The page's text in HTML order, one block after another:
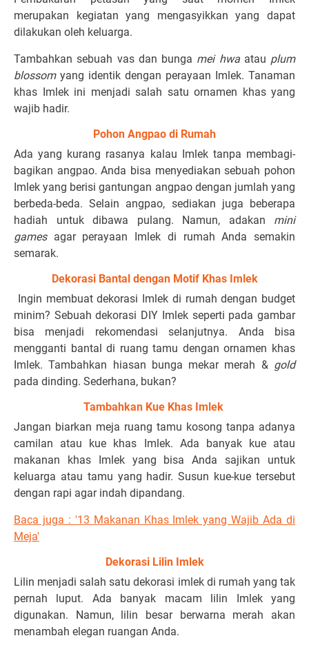
merupakan kegiatan yang mengasyikkan yang dapat
dilakukan oleh keluarga.
Tambahkan sebuah vas dan bunga mei hwa atau plum
blossom yang identik dengan perayaan Imlek. Tanaman
khas Imlek ini menjadi salah satu ornamen khas yang
wajib hadir.
Pohon Angpao di Rumah
Ada yang kurang rasanya kalau Imlek tanpa membagi-
bagikan angpao. Anda bisa menyediakan sebuah pohon
Imlek yang berisi gantungan angpao dengan jumlah yang
berbeda-beda. Selain angpao, sediakan juga beberapa
hadiah untuk dibawa pulang. Namun, adakan mini
games agar perayaan Imlek di rumah Anda semakin
semarak.
Dekorasi Bantal dengan Motif Khas Imlek
Ingin membuat dekorasi Imlek di rumah dengan budget
minim? Sebuah dekorasi DIY Imlek seperti pada gambar
bisa menjadi rekomendasi selanjutnya. Anda bisa
mengganti bantal di ruang tamu dengan ornamen khas
Imlek. Tambahkan hiasan bunga mekar merah & gold
pada dinding. Sederhana, bukan?
Tambahkan Kue Khas Imlek
Jangan biarkan meja ruang tamu kosong tanpa adanya
camilan atau kue khas Imlek. Ada banyak kue atau
makanan khas Imlek yang bisa Anda sajikan untuk
keluarga atau tamu yang hadir. Susun kue-kue tersebut
dengan rapi agar indah dipandang.
Baca juga : '13 Makanan Khas Imlek yang Wajib Ada di
Meja'
Dekorasi Lilin Imlek
Lilin menjadi salah satu dekorasi imlek di rumah yang tak
pernah luput. Ada banyak macam lilin Imlek yang
digunakan. Namun, lilin besar berwarna merah akan
menambah elegan ruangan Anda.